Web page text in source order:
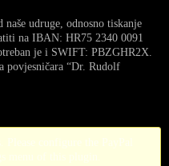
udruge, odnosno tiskanje
na IBAN: HR75 2340 0091
je i SWIFT: PBZGHR2X.
povjesničara “Dr. Rudolf